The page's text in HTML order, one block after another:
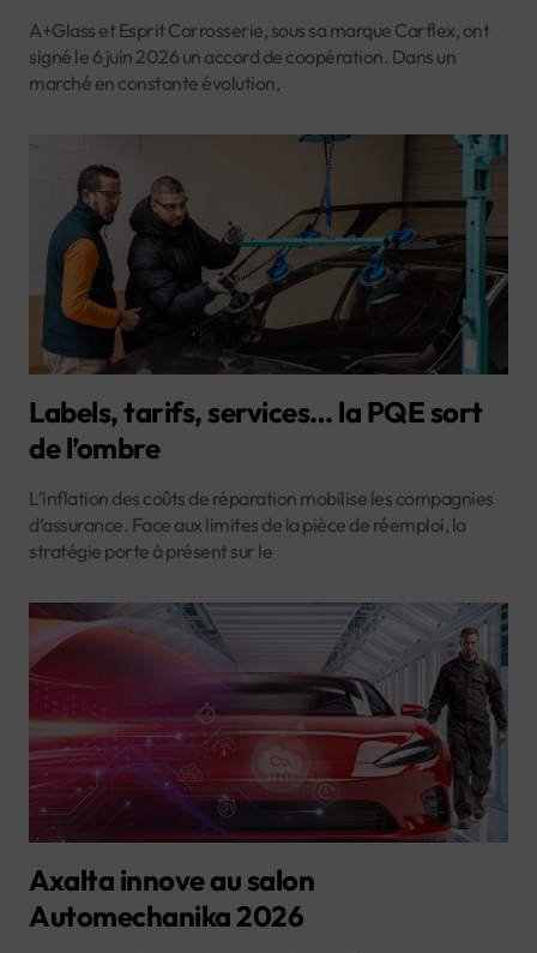
A+Glass et Esprit Carrosserie, sous sa marque Carflex, ont
signé le 6 juin 2026 un accord de coopération. Dans un
marché en constante évolution,
Labels, tarifs, services… la PQE sort
de l’ombre
L’inflation des coûts de réparation mobilise les compagnies
d’assurance. Face aux limites de la pièce de réemploi, la
stratégie porte à présent sur le
Axalta innove au salon
Automechanika 2026